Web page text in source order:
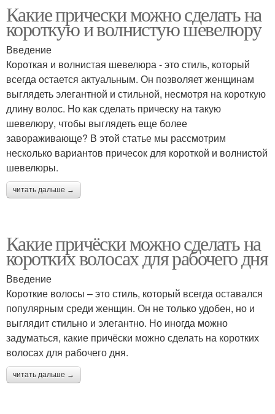
Какие прически можно сделать на
короткую и волнистую шевелюру
Введение
Короткая и волнистая шевелюра - это стиль, который
всегда остается актуальным. Он позволяет женщинам
выглядеть элегантной и стильной, несмотря на короткую
длину волос. Но как сделать прическу на такую
шевелюру, чтобы выглядеть еще более
завораживающе? В этой статье мы рассмотрим
несколько вариантов причесок для короткой и волнистой
шевелюры.
читать дальше →
Какие причёски можно сделать на
коротких волосах для рабочего дня
Введение
Короткие волосы – это стиль, который всегда оставался
популярным среди женщин. Он не только удобен, но и
выглядит стильно и элегантно. Но иногда можно
задуматься, какие причёски можно сделать на коротких
волосах для рабочего дня.
читать дальше →